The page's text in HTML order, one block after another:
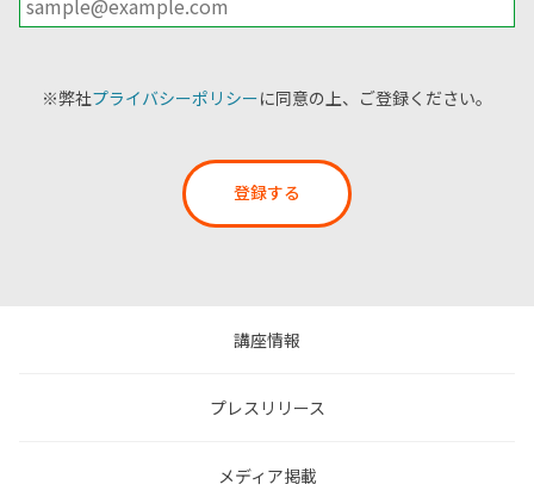
※弊社プライバシーポリシーに同意の上、ご登録ください。
登録する
講座情報
プレスリリース
メディア掲載